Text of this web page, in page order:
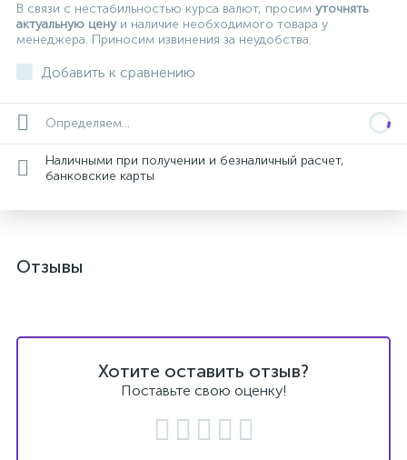
В связи с нестабильностью курса валют, просим уточнять
актуальную ценуи наличие необходимого товара у
менеджера. Приносим извинения за неудобства.
Добавить к сравнению
Определяем...
Наличными при получении и безналичный расчет,
банковские карты
Отзывы
Хотите оставить отзыв?
Поставьте свою оценку!